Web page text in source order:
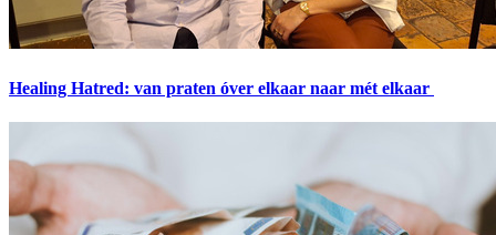
Healing Hatred: van praten óver elkaar naar mét elkaar